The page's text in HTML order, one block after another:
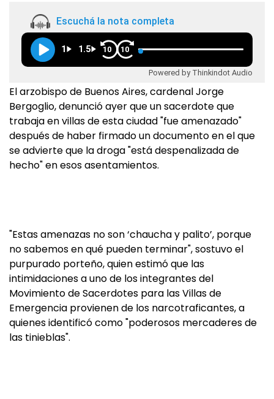
Escuchá la nota completa
1 1.5 10 10
Powered by Thinkindot Audio
El arzobispo de Buenos Aires, cardenal Jorge
Bergoglio, denunció ayer que un sacerdote que
trabaja en villas de esta ciudad "fue amenazado"
después de haber firmado un documento en el que
se advierte que la droga "está despenalizada de
hecho" en esos asentamientos.
"Estas amenazas no son ‘chaucha y palito’, porque
no sabemos en qué pueden terminar", sostuvo el
purpurado porteño, quien estimó que las
intimidaciones a uno de los integrantes del
Movimiento de Sacerdotes para las Villas de
Emergencia provienen de los narcotraficantes, a
quienes identificó como "poderosos mercaderes de
las tinieblas".